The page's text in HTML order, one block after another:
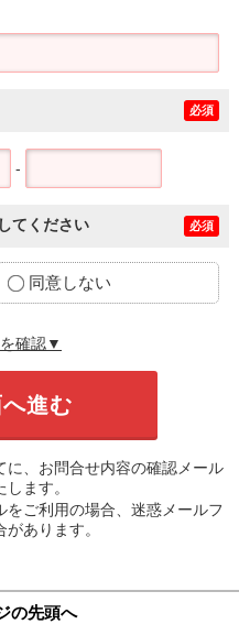
必須
-
てください 必須
同意しない
確認▼
、お問合せ内容の確認メール
ます。
ご利用の場合、迷惑メールフ
あります。
の先頭へ